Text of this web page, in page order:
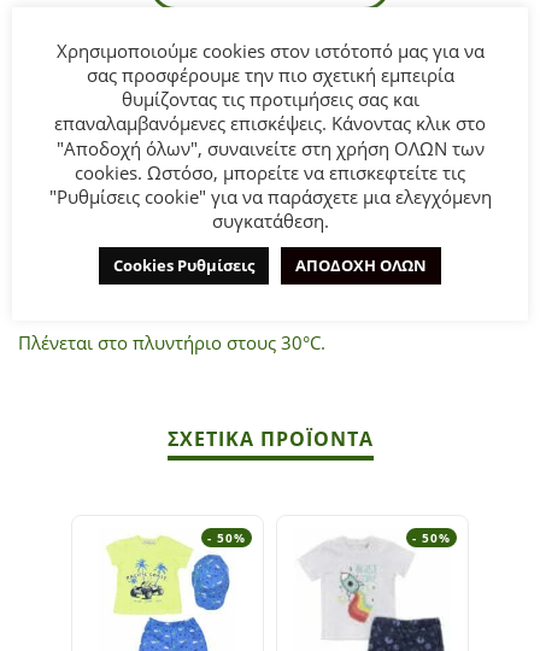
Βρεφικό Σετ Σορτς for Funky kids για αγόρι από 3 έως 12
Μπλουζάκι κοντομάνικo σε γκρι μελανζέ χρώμα με
τύπωμα.
Σορτς σε κίτρινο χρώμα με ολόσωμο τύπωμα.
: 100% Βαμβάκι.
Πλένεται στο πλυντήριο στους 30°C.
ΣΧΕΤΙΚΆ ΠΡΟΪΌΝΤΑ
- 50% - 50%
Χρησιμοποιούμε cookies στον ιστότοπό μας για να
σας προσφέρουμε την πιο σχετική εμπειρία
θυμίζοντας τις προτιμήσεις σας και
επαναλαμβανόμενες επισκέψεις. Κάνοντας κλικ στο
"Αποδοχή όλων", συναινείτε στη χρήση ΟΛΩΝ των
cookies. Ωστόσο, μπορείτε να επισκεφτείτε τις
"Ρυθμίσεις cookie" για να παράσχετε μια ελεγχόμενη
συγκατάθεση.
Cookies Ρυθμίσεις ΑΠΟΔΟΧΗ ΟΛΩΝ